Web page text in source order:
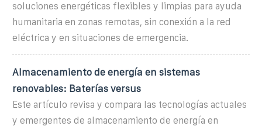
soluciones energéticas flexibles y limpias para ayuda
humanitaria en zonas remotas, sin conexión a la red
eléctrica y en situaciones de emergencia.
Almacenamiento de energía en sistemas
renovables: Baterías versus
Este artículo revisa y compara las tecnologías actuales
y emergentes de almacenamiento de energía en